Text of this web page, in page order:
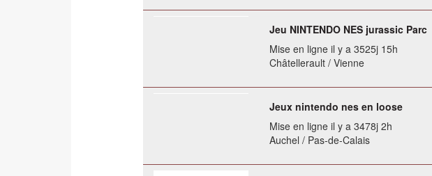
Jeu NINTENDO NES jurassic Parc
Mise en ligne il y a 3525j 15h
Châtellerault / Vienne
Jeux nintendo nes en loose
Mise en ligne il y a 3478j 2h
Auchel / Pas-de-Calais